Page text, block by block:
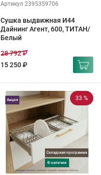
Артикул 2395359706
Сушка выдвижная И44
Дайнинг Агент, 600, ТИТАН/
Белый
15 250 ₽
28 792 ₽
33 %
Складская программа
в наличии
Акция